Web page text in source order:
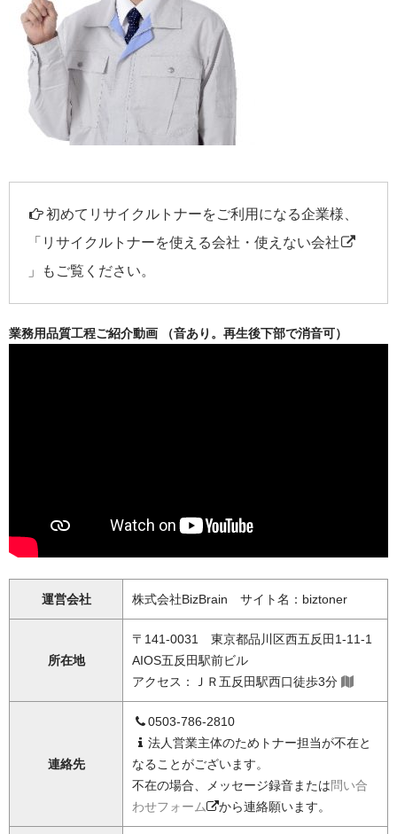
初めてリサイクルトナーをご利用になる企業様、
「 リサイクルトナーを使える会社・使えない会社
」もご覧ください。
業務用品質工程ご紹介動画 （音あり。再生後下部で消音可）
運営会社 株式会社BizBrain サイト名：biztoner
所在地
〒141-0031 東京都品川区西五反田1-11-1
AIOS五反田駅前ビル
アクセス：ＪＲ五反田駅西口徒歩3分
連絡先
0503-786-2810
法人営業主体のためトナー担当が不在と
なることがございます。
不在の場合、メッセージ録音または問い合
わせフォーム
から連絡願います。